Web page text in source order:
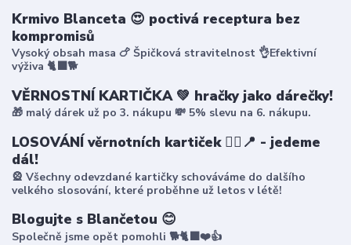
Krmivo Blanceta 😍 poctivá receptura bez
kompromisů
Vysoký obsah masa 🍗 Špičková stravitelnost 👌Efektivní
výživa 🐈‍⬛🐕
VĚRNOSTNÍ KARTIČKA 💚 hračky jako dárečky!
🎁 malý dárek už po 3. nákupu 💸 5% slevu na 6. nákupu.
LOSOVÁNÍ věrnotních kartiček 🤸‍♀️📍 - jedeme
dál!
🎡 Všechny odevzdané kartičky schováváme do dalšího
velkého slosování, které proběhne už letos v létě!
Blogujte s Blančetou 😊
Společně jsme opět pomohli 🐕🐈‍⬛❤️👍